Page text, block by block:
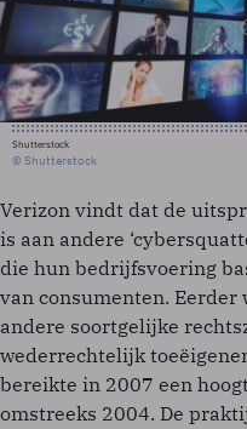
Shutterstock
© Shutterstock
Verizon vindt dat de
is aan andere
die hun bedrijfsvoering
van consumenten. Eerder
andere soortgelijke
wederrechtelijk
bereikte in 2007 een
omstreeks 2004. De